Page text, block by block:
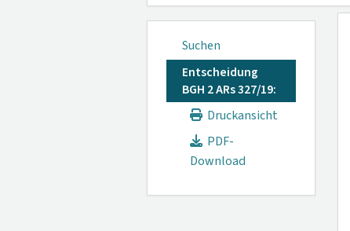
Suchen
Entscheidung
BGH 2 ARs 327/19:
Druckansicht
PDF-
Download